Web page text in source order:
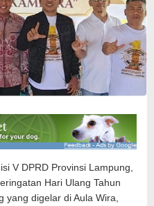
V DPRD Provinsi Lampung,
Hari Ulang Tahun
yang digelar di Aula Wira,